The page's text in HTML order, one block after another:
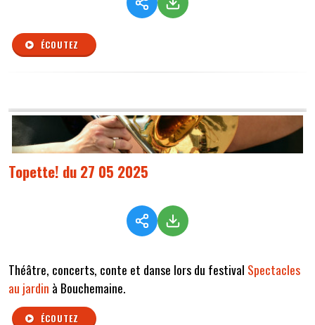
ÉCOUTEZ
Topette! du 27 05 2025
Théâtre, concerts, conte et danse lors du festival Spectacles
au jardin à Bouchemaine.
ÉCOUTEZ